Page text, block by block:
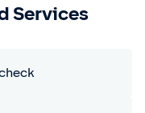
Services